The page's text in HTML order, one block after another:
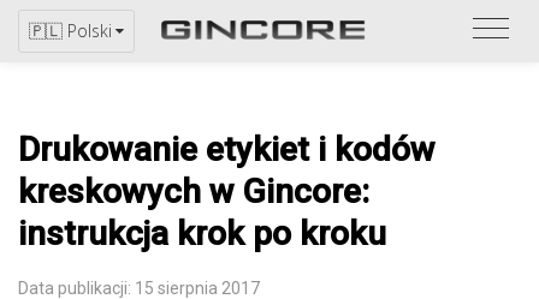
🇵🇱 Polski
Drukowanie etykiet i kodów
kreskowych w Gincore:
instrukcja krok po kroku
Data publikacji: 15 sierpnia 2017